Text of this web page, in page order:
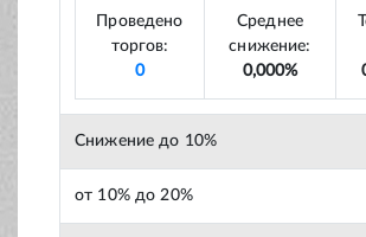
Проведено
торгов:
0
Среднее
снижение:
0,000%
Снижение до 10%
от 10% до 20%